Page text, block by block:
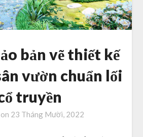
bản vẽ thiết kế
vườn chuẩn lối
truyền
23 Tháng Mười, 2022